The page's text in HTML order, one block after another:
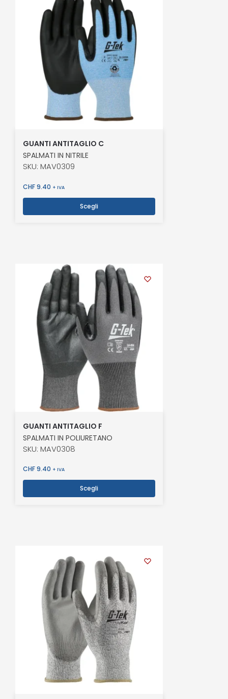
GUANTI ANTITAGLIO C
SPALMATI IN NITRILE
SKU: MAV0309
CHF9.40 + IVA
Scegli
GUANTI ANTITAGLIO F
SPALMATI IN POLIURETANO
SKU: MAV0308
CHF9.40 + IVA
Scegli